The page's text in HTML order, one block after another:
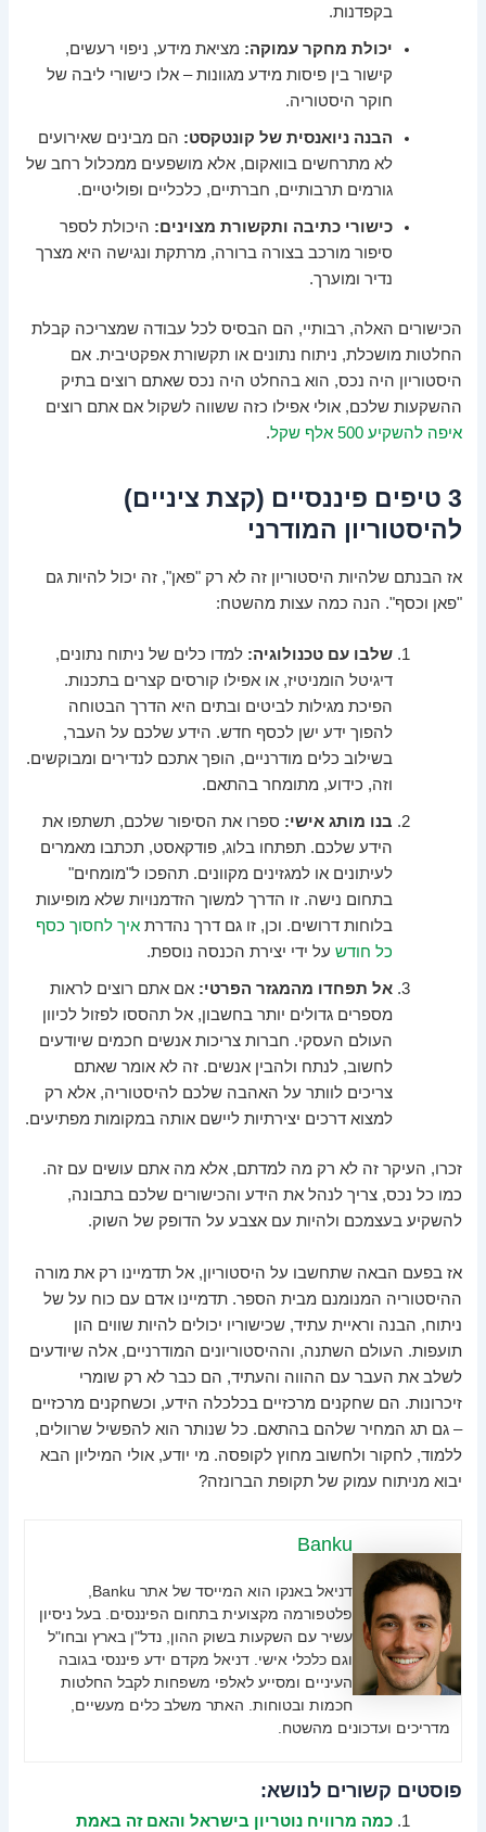
בקפדנות.
יכולת מחקר עמוקה: מציאת מידע, ניפוי רעשים,
קישור בין פיסות מידע מגוונות – אלו כישורי ליבה של
חוקר היסטוריה.
הבנה ניואנסית של קונטקסט: הם מבינים שאירועים
לא מתרחשים בוואקום, אלא מושפעים ממכלול רחב של
גורמים תרבותיים, חברתיים, כלכליים ופוליטיים.
כישורי כתיבה ותקשורת מצוינים: היכולת לספר
סיפור מורכב בצורה ברורה, מרתקת ונגישה היא מצרך
נדיר ומוערך.
הכישורים האלה, רבותיי, הם הבסיס לכל עבודה שמצריכה קבלת
החלטות מושכלת, ניתוח נתונים או תקשורת אפקטיבית. אם
היסטוריון היה נכס, הוא בהחלט היה נכס שאתם רוצים בתיק
ההשקעות שלכם, אולי אפילו כזה ששווה לשקול אם אתם רוצים
איפה להשקיע 500 אלף שקל
.
3 טיפים פיננסיים (קצת ציניים)
להיסטוריון המודרני
אז הבנתם שלהיות היסטוריון זה לא רק "פאן", זה יכול להיות גם
"פאן וכסף". הנה כמה עצות מהשטח:
שלבו עם טכנולוגיה: למדו כלים של ניתוח נתונים,
דיגיטל הומניטיז, או אפילו קורסים קצרים בתכנות.
הפיכת מגילות לביטים ובתים היא הדרך הבטוחה
להפוך ידע ישן לכסף חדש. הידע שלכם על העבר,
בשילוב כלים מודרניים, הופך אתכם לנדירים ומבוקשים.
וזה, כידוע, מתומחר בהתאם.
בנו מותג אישי: ספרו את הסיפור שלכם, תשתפו את
הידע שלכם. תפתחו בלוג, פודקאסט, תכתבו מאמרים
לעיתונים או למגזינים מקוונים. תהפכו ל"מומחים"
בתחום נישה. זו הדרך למשוך הזדמנויות שלא מופיעות
בלוחות דרושים. וכן, זו גם דרך נהדרתאיך לחסוך כסף
כל חודש על ידי יצירת הכנסה נוספת.
אל תפחדו מהמגזר הפרטי: אם אתם רוצים לראות
מספרים גדולים יותר בחשבון, אל תהססו לפזול לכיוון
העולם העסקי. חברות צריכות אנשים חכמים שיודעים
לחשוב, לנתח ולהבין אנשים. זה לא אומר שאתם
צריכים לוותר על האהבה שלכם להיסטוריה, אלא רק
למצוא דרכים יצירתיות ליישם אותה במקומות מפתיעים.
זכרו, העיקר זה לא רק מה למדתם, אלא מה אתם עושים עם זה.
כמו כל נכס, צריך לנהל את הידע והכישורים שלכם בתבונה,
להשקיע בעצמכם ולהיות עם אצבע על הדופק של השוק.
אז בפעם הבאה שתחשבו על היסטוריון, אל תדמיינו רק את מורה
ההיסטוריה המנומנם מבית הספר. תדמיינו אדם עם כוח על של
ניתוח, הבנה וראיית עתיד, שכישוריו יכולים להיות שווים הון
תועפות. העולם השתנה, וההיסטוריונים המודרניים, אלה שיודעים
לשלב את העבר עם ההווה והעתיד, הם כבר לא רק שומרי
זיכרונות. הם שחקנים מרכזיים בכלכלה הידע, וכשחקנים מרכזיים
– גם תג המחיר שלהם בהתאם. כל שנותר הוא להפשיל שרוולים,
ללמוד, לחקור ולחשוב מחוץ לקופסה. מי יודע, אולי המיליון הבא
יבוא מניתוח עמוק של תקופת הברונזה?
Banku
פלטפורמה מקצועית בתחום הפיננסים. בעל ניסיון
עשיר עם השקעות בשוק ההון, נדל"ן בארץ ובחו"ל
וגם כלכלי אישי. דניאל מקדם ידע פיננסי בגובה
העיניים ומסייע לאלפי משפחות לקבל החלטות
חכמות ובטוחות. האתר משלב כלים מעשיים,
מדריכים ועדכונים מהשטח.
פוסטים קשורים לנושא:
כמה מרוויח נוטריון בישראל והאם זה באמת